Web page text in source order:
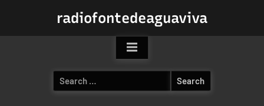
radiofontedeaguaviva
Search
for: